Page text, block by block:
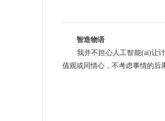
智造物语
我并不担心人工智能(ai)让
值观或同情心，不考虑事情的后
——苹